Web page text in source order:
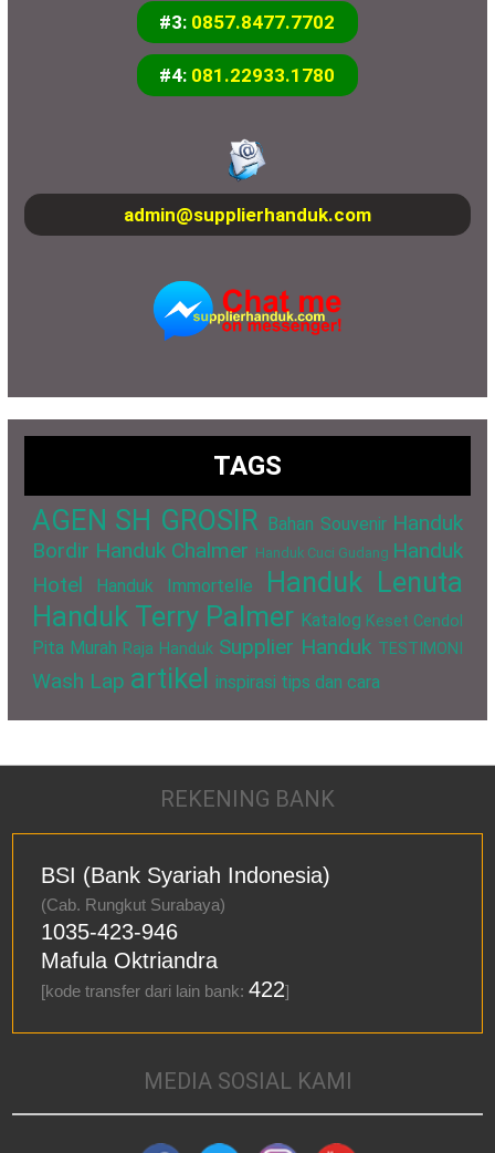
#3: 0857.8477.7702
#4: 081.22933.1780
admin@supplierhanduk.com
TAGS
AGEN SH GROSIR Bahan Souvenir Handuk
Bordir Handuk Chalmer Handuk Cuci Gudang Handuk
Hotel
Handuk Immortelle
Handuk Lenuta
Handuk Terry Palmer Katalog Keset Cendol
Pita Murah Raja Handuk Supplier Handuk TESTIMONI
Wash Lap artikel inspirasi tips dan cara
REKENING BANK
BSI (Bank Syariah Indonesia)
(Cab. Rungkut Surabaya)
1035-423-946
Mafula Oktriandra
[kode transfer dari lain bank:422]
MEDIA SOSIAL KAMI